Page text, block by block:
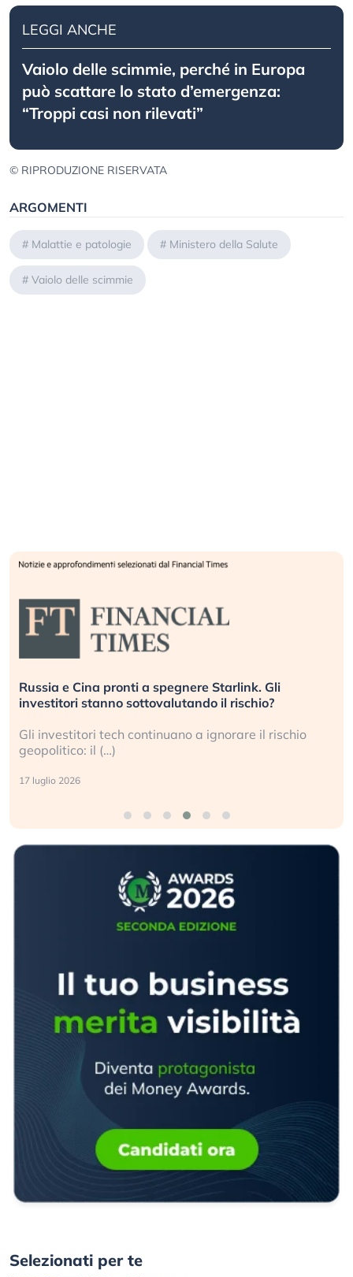
LEGGI ANCHE
Vaiolo delle scimmie, perché in Europa
può scattare lo stato d’emergenza:
“Troppi casi non rilevati”
© RIPRODUZIONE RISERVATA
ARGOMENTI
# Malattie e patologie # Ministero della Salute
# Vaiolo delle scimmie
Russia e Cina pronti a spegnere Starlink. Gli
investitori stanno sottovalutando il rischio?
Gli investitori tech continuano a ignorare il rischio
geopolitico: il (…)
17 luglio 2026
Selezionati per te